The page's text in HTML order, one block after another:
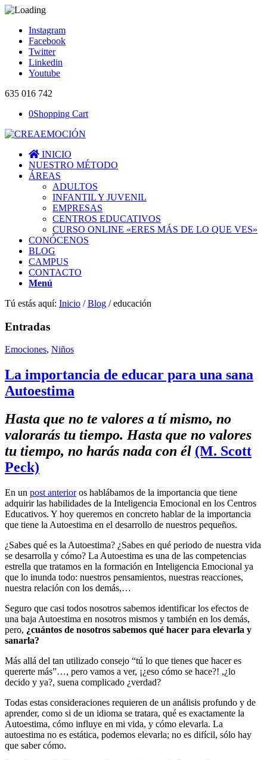
Instagram
Facebook
Twitter
Linkedin
Youtube
635 016 742
0Shopping Cart
INICIO
NUESTRO MÉTODO
ÁREAS
ADULTOS
INFANTIL Y JUVENIL
EMPRESAS
CENTROS EDUCATIVOS
CURSO ONLINE «ERES MÁS DE LO QUE VES»
CONÓCENOS
BLOG
CAMPUS
CONTACTO
Menú
Tú estás aquí: Inicio / Blog / educación
Entradas
Emociones, Niños
La importancia de educar para una sana
Autoestima
Hasta que no te valores a tí mismo, no
valorarás tu tiempo. Hasta que no valores
tu tiempo, no harás nada con él (M. Scott
Peck)
En un post anterioros hablábamos de la importancia que tiene
adquirir las habilidades de la Inteligencia Emocional en los Centros
Educativos. Y hoy queremos en concreto hablar de la importancia
que tiene la Autoestima en el desarrollo de nuestros pequeños.
¿Sabes qué es la Autoestima? ¿Sabes en qué periodo de nuestra vida
se desarrolla y cómo? La Autoestima es una de las competencias
estrella que tratamos en la formación en Inteligencia Emocional ya
que lo inunda todo: nuestros pensamientos, nuestras reacciones,
nuestra relación con los demás,…
Seguro que casi todos nosotros sabemos identificar los efectos de
una baja Autoestima en nosotros mismos y también en los demás,
pero, ¿cuántos de nosotros sabemos qué hacer para elevarla y
sanarla?
Más allá del tan utilizado consejo “tú lo que tienes que hacer es
quererte más”…, pero vamos a ver, ¡¿eso cómo se hace?! ,¿lo
decido y ya?, suena complicado ¿verdad?
Todas estas consideraciones requieren de un análisis profundo y de
aprender, como si de un idioma se tratara, qué es exactamente la
Autoestima, cómo influye en mi vida, y cómo elevarla. La
autoestima no es estática, podemos elevarla; no es difícil, sólo hay
que saber cómo.